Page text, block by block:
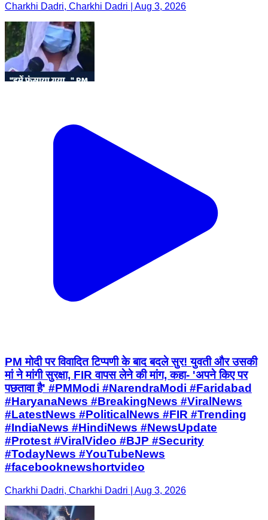
Charkhi Dadri, Charkhi Dadri | Aug 3, 2026
PM मोदी पर विवादित टिप्पणी के बाद बदले सुर! युवती और उसकी
मां ने मांगी सुरक्षा, FIR वापस लेने की मांग, कहा- 'अपने किए पर
पछतावा है' #PMModi #NarendraModi #Faridabad
#HaryanaNews #BreakingNews #ViralNews
#LatestNews #PoliticalNews #FIR #Trending
#IndiaNews #HindiNews #NewsUpdate
#Protest #ViralVideo #BJP #Security
#TodayNews #YouTubeNews
#facebooknewshortvideo
Charkhi Dadri, Charkhi Dadri | Aug 3, 2026